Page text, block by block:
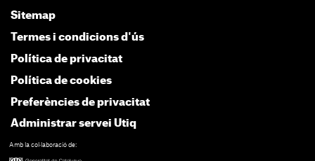
Sitemap
Termes i condicions d'ús
Política de privacitat
Política de cookies
Preferències de privacitat
Administrar servei Utiq
Amb la col·laboració de: